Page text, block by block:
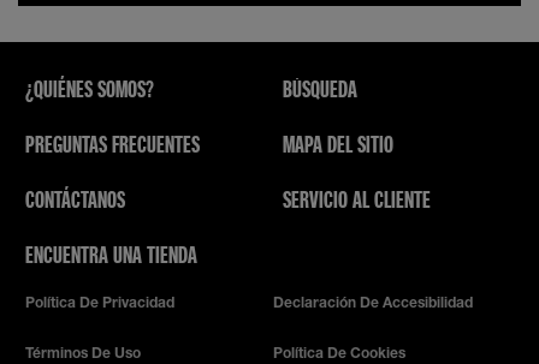
¿QUIÉNES SOMOS?
PREGUNTAS FRECUENTES
CONTÁCTANOS
ENCUENTRA UNA TIENDA
BÚSQUEDA
MAPA DEL SITIO
SERVICIO AL CLIENTE
Política De Privacidad Declaración De Accesibilidad
Términos De Uso Política De Cookies